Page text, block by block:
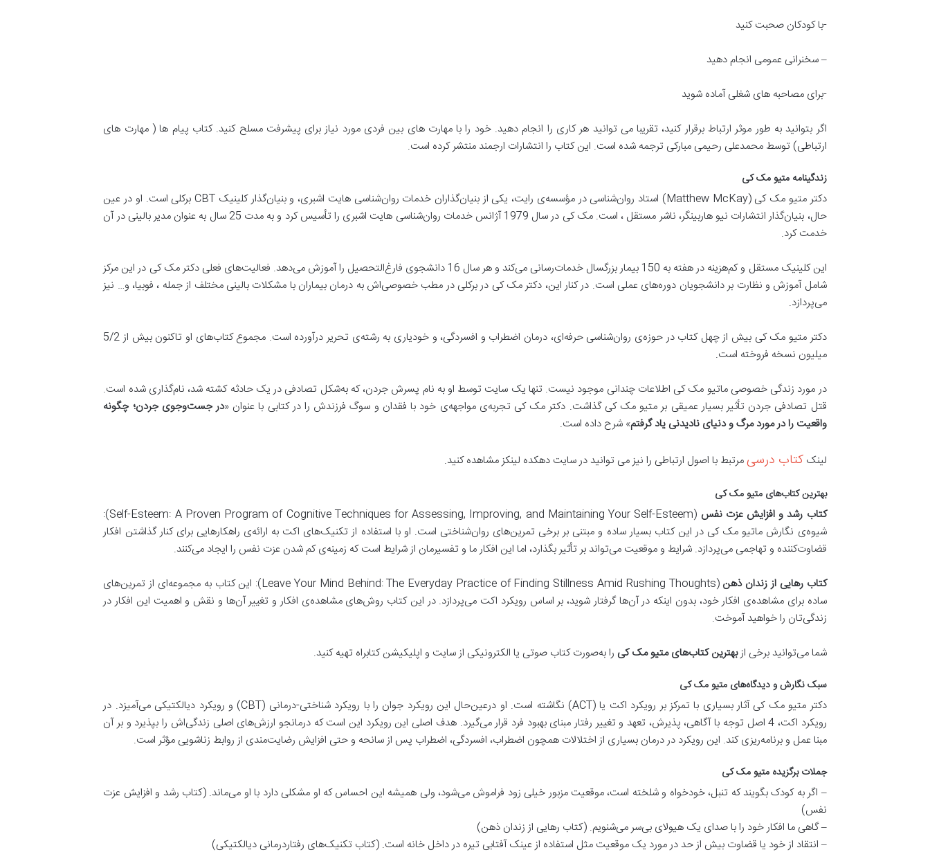
-با کودکان صحبت کنید
– سخنرانی عمومی انجام دهید
-برای مصاحبه های شغلی آماده شوید
اگر بتوانید به طور موثر ارتباط برقرار کنید، تقریبا می توانید هر کاری را انجام دهید. خود را با مهارت های بین فردی مورد نیاز برای پیشرفت مسلح کنید. کتاب پیام ها ( مهارت های
ارتباطی) توسط محمدعلی رحیمی مبارکی ترجمه شده است. این کتاب را انتشارات ارجمند منتشر کرده است.
زندگینامه متیو مک کی
دکتر متیو مک‌ کی (Matthew McKay) استاد روان‌شناسی در مؤسسه‌ی رایت، یکی از بنیان‌گذاران خدمات روان‌شناسی هایت اشبری، و بنیان‌گذار کلینیک CBT برکلی است. او در عین
حال، بنیان‌گذار انتشارات نیو هاربینگر، ناشر مستقل ، است. مک‌ کی در سال 1979 آژانس خدمات روان‌شناسی هایت اشبری را تأسیس کرد و به مدت 25 سال به عنوان مدیر بالینی در آن
خدمت کرد.
این کلینیک مستقل و کم‌هزینه در هفته به 150 بیمار بزرگسال خدمات‌رسانی می‌کند و هر سال 16 دانشجوی فارغ‌التحصیل را آموزش می‌دهد. فعالیت‌های فعلی دکتر مک‌ کی در این مرکز
شامل آموزش و نظارت بر دانشجویان دوره‌های عملی است. در کنار این، دکتر مک‌ کی در برکلی در مطب خصوصی‌اش به درمان بیماران با مشکلات بالینی مختلف از جمله ، فوبیا، و… نیز
می‌پردازد.
دکتر متیو مک‌ کی بیش از چهل کتاب در حوزه‌ی روان‌شناسی حرفه‌ای، درمان اضطراب و افسردگی، و خودیاری به رشته‌ی تحریر درآورده است. مجموع کتاب‌های او تاکنون بیش از 5/2
میلیون نسخه فروخته است.
در مورد زندگی خصوصی ماتیو مک‌ کی اطلاعات چندانی موجود نیست. تنها یک سایت توسط او به نام پسرش جردن، که به‌شکل تصادفی در یک حادثه کشته شد، نام‌گذاری شده است.
قتل تصادفی جردن تأثیر بسیار عمیقی بر متیو مک‌ کی گذاشت. دکتر مک‌ کی تجربه‌ی مواجهه‌ی خود با فقدان و سوگ فرزندش را در کتابی با عنوان «در جستوجوی جردن؛ چگونه
واقعیت را در مورد مرگ و دنیای نادیدنی یاد گرفتم» شرح داده است.
لینککتاب درسیمرتبط با اصول ارتباطی را نیز می توانید در سایت دهکده لینکز مشاهده کنید.
بهترین کتاب‌های متیو مک کی
کتاب رشد و افزایش عزت نفس
(Self-Esteem: A Proven Program of Cognitive Techniques for Assessing, Improving, and Maintaining Your Self-Esteem):
شیوه‌ی نگارش ماتیو مک‌ کی در این کتاب بسیار ساده و مبتنی بر برخی تمرین‌های روان‌شناختی است. او با استفاده از تکنیک‌های اکت به ارائه‌ی راهکارهایی برای کنار گذاشتن افکار
قضاوت‌کننده و تهاجمی می‌پردازد. شرایط و موقعیت می‌تواند بر تأثیر بگذارد، اما این افکار ما و تفسیرمان از شرایط است که زمینه‌ی کم شدن عزت نفس را ایجاد می‌کنند.
کتاب رهایی از زندان ذهن
(Leave Your Mind Behind: The Everyday Practice of Finding Stillness Amid Rushing Thoughts): این کتاب به مجموعه‌ای از تمرین‌های
ساده برای مشاهده‌ی افکار خود، بدون اینکه در آن‌ها گرفتار شوید، بر اساس رویکرد اکت می‌پردازد. در این کتاب روش‌های مشاهده‌ی افکار و تغییر آن‌ها و نقش و اهمیت این افکار در
زندگی‌تان را خواهید آموخت.
شما می‌توانید برخی ازبهترین کتابهای متیو مک‌کی را به‌صورت کتاب صوتی یا الکترونیکی از سایت و اپلیکیشن کتابراه تهیه کنید.
سبک نگارش و دیدگاه‌های متیو مک کی
دکتر متیو مک‌ کی آثار بسیاری با تمرکز بر رویکرد اکت یا (ACT) نگاشته است. او درعین‌حال این رویکرد جوان را با رویکرد شناختی-درمانی (CBT) و رویکرد دیالکتیکی می‌آمیزد. در
رویکرد اکت، 4 اصل توجه با آگاهی، پذیرش، تعهد و تغییر رفتار مبنای بهبود فرد قرار می‌گیرد. هدف اصلی این رویکرد این است که درمانجو ارزش‌های اصلی زندگی‌اش را بپذیرد و بر آن
مبنا عمل و برنامه‌ریزی کند. این رویکرد در درمان بسیاری از اختلالات همچون اضطراب، افسردگی، اضطراب پس از سانحه و حتی افزایش رضایت‌مندی از روابط زناشویی مؤثر است.
جملات برگزیده متیو مک کی
– اگر به کودک بگویند که تنبل، خودخواه و شلخته است، موقعیت مزبور خیلی زود فراموش می‌شود، ولی همیشه این احساس که او مشکلی دارد با او می‌ماند. (کتاب رشد و افزایش عزت
نفس)
– گاهی ما افکار خود را با صدای یک هیولای بی‌سر می‌شنویم. (کتاب رهایی از زندان ذهن)
– انتقاد از خود یا قضاوت بیش از حد در مورد یک موقعیت مثل استفاده از عینک آفتابی تیره در داخل خانه است. (کتاب تکنیک‌های رفتاردرمانی دیالکتیکی)